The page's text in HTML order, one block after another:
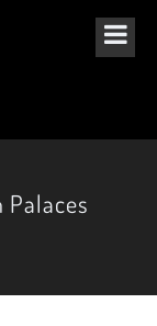
Palaces